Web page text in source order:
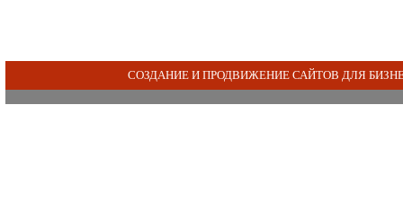
СОЗДАНИЕ И ПРОДВИЖЕНИЕ САЙТОВ ДЛЯ